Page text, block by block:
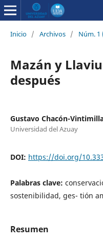
Inicio / Archivos / Núm. 1
Mazán y
después
Gustavo Chacón-
Universidad del Azuay
DOI: https://doi.org/
Palabras clave:
sostenibilidad, ges- tión
Resumen